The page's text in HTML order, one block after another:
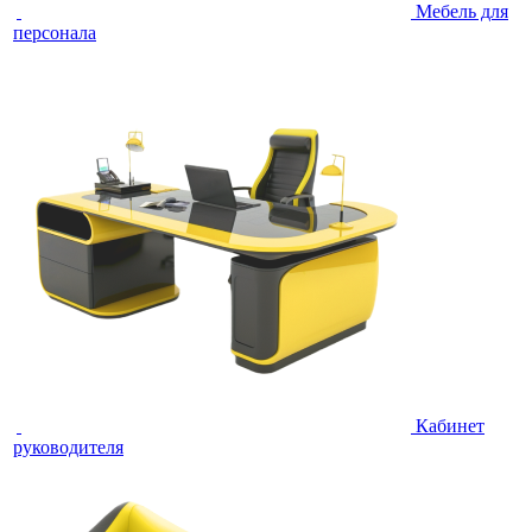
Мебель для
персонала
Кабинет
руководителя